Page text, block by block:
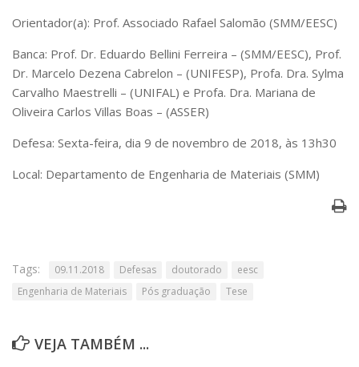
Iniciação Científica
Empresas Juniores
Extensão à Comunidade
Projetos, Programas e Cursos
Artes, Cultura e Esportes
Museus e Espaços Interativos
Bibliotecas
Comunicação
Agenda de Eventos
Orientador(a): Prof. Associado Rafael Salomão (SMM/EESC)
Banca: Prof. Dr. Eduardo Bellini Ferreira – (SMM/EESC), Prof.
Dr. Marcelo Dezena Cabrelon – (UNIFESP), Profa. Dra. Sylma
Carvalho Maestrelli – (UNIFAL) e Profa. Dra. Mariana de
Oliveira Carlos Villas Boas – (ASSER)
Defesa: Sexta-feira, dia 9 de novembro de 2018, às 13h30
Local: Departamento de Engenharia de Materiais (SMM)
Tags: 09.11.2018 Defesas doutorado
eesc
Engenharia de Materiais
Pós graduação Tese
VEJA TAMBÉM ...